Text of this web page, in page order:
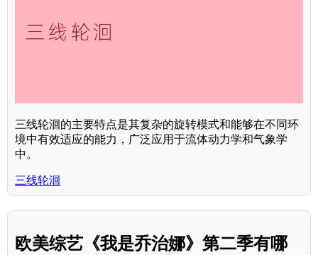
三线轮洄的主要特点是其复杂的旋转模式和能够在不同环
境中有效适应的能力，广泛应用于流体动力学和气象学
中。
三线轮洄
欧美综艺《我是乔治娜》第二季有哪